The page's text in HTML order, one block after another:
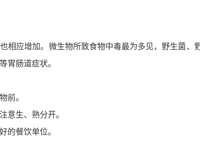
相应增加。微生物所致食物中毒最为多见，野生菌
胃肠道症状。
前。
意生、熟分开。
的餐饮单位。